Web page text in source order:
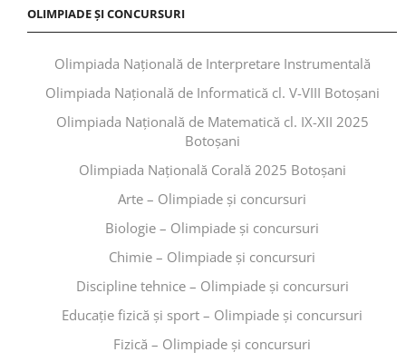
OLIMPIADE ȘI CONCURSURI
Olimpiada Națională de Interpretare Instrumentală
Olimpiada Națională de Informatică cl. V-VIII Botoșani
Olimpiada Națională de Matematică cl. IX-XII 2025
Botoșani
Olimpiada Națională Corală 2025 Botoșani
Arte – Olimpiade și concursuri
Biologie – Olimpiade și concursuri
Chimie – Olimpiade și concursuri
Discipline tehnice – Olimpiade și concursuri
Educaţie fizică şi sport – Olimpiade și concursuri
Fizică – Olimpiade și concursuri